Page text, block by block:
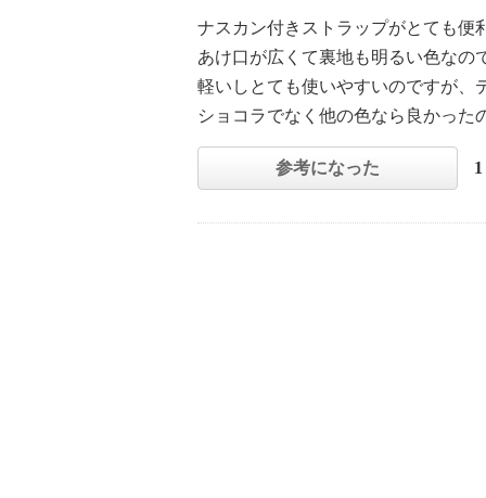
ナスカン付きストラップがとても便
あけ口が広くて裏地も明るい色なの
軽いしとても使いやすいのですが、
ショコラでなく他の色なら良かった
参考になった